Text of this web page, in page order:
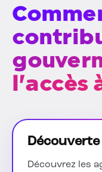
l'accès
Découvrez les